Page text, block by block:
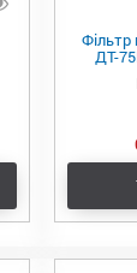
Фільтр
ДТ-